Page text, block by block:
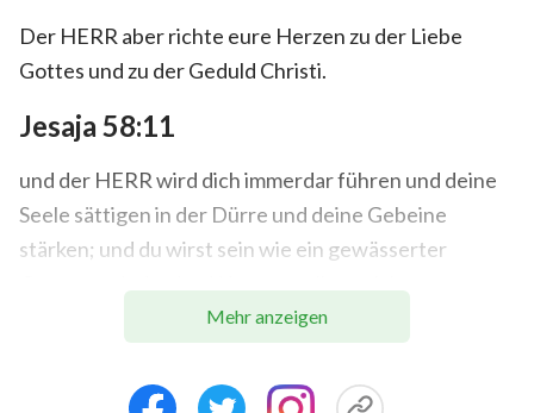
Der HERR aber richte eure Herzen zu der Liebe
Gottes und zu der Geduld Christi.
Jesaja 58:11
und der HERR wird dich immerdar führen und deine
Seele sättigen in der Dürre und deine Gebeine
stärken; und du wirst sein wie ein gewässerter
nimmer an Wasser fehlt;Mehr anzeigen